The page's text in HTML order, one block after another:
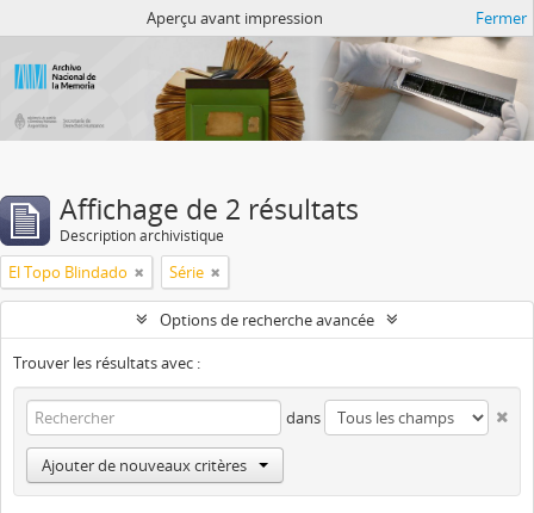
Aperçu avant impression Fermer
Affichage de 2 résultats
Description archivistique
El Topo Blindado Série
Options de recherche avancée
Trouver les résultats avec :
dans
Ajouter de nouveaux critères